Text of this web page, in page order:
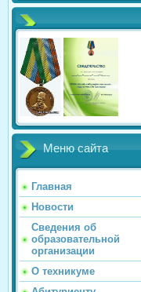
Меню сайта
Главная
Новости
Сведения об
образовательной
организации
О техникуме